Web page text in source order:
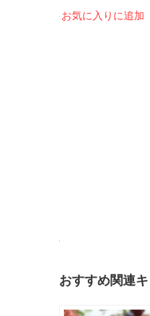
お気に入りに追加
おすすめ関連